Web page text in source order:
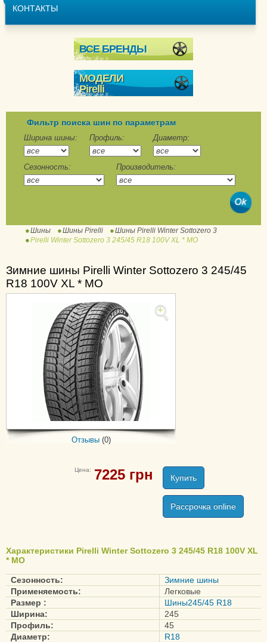
КОНТАКТЫ
ВСЕ БРЕНДЫ
МОДЕЛИ
Pirelli
Cinturato Winter 2
Ice Zero
Ice Zero 2
Ice Zero Asimmetrico
Ice Zero FR
Powergy Winter
Scorpion Ice Zero 2
Winter Carving Edge
Winter Snowcontrol 3
Winter Snowsport
Winter Sottozero
Winter Sottozero 2
Winter Sottozero 3
Carrier
Cinturato P1
Cinturato P7
Cinturato P7 (P7C2)
PZero Nero
PZero PZ4
PZero Rosso
Scorpion
Фильтр поиска шин по параметрам
Ширина шины: Профиль: Диаметр:
Сезонность: Производитель:
Шины Шины Pirelli
Шины Pirelli Winter Sottozero 3
Pirelli Winter Sottozero 3 245/45 R18 100V XL * MO
Зимние шины Pirelli Winter Sottozero 3 245/45
R18 100V XL * MO
Отзывы (0)
Цена: 7225 грн Купить
Рассрочка online
Характеристики Pirelli Winter Sottozero 3 245/45 R18 100V XL
* MO
Сезонность:
Зимние шины
Применяемость:
Легковые
Размер :
Шины245/45 R18
Ширина:
245
Профиль:
45
Диаметр:
R18